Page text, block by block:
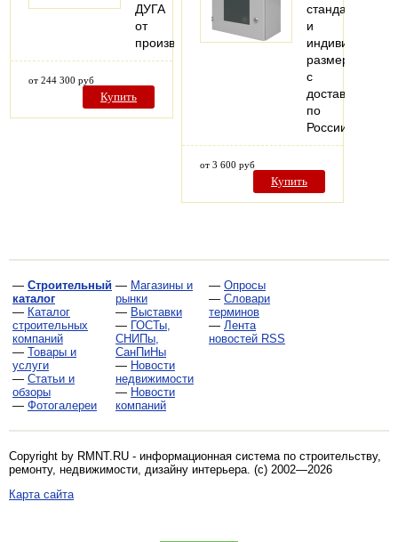
ДУГА
от
производителя
от 244 300 руб
Купить
стандартным
и
размерам
с
доставкой
по
России
от 3 600 руб
Купить
— Строительный
каталог
— Каталог
строительных
компаний
— Товары и
услуги
— Статьи и
обзоры
— Фотогалереи
— Магазины и
рынки
— Выставки
— ГОСТы,
СНИПы,
СанПиНы
— Новости
недвижимости
— Новости
компаний
— Опросы
— Словари
терминов
— Лента
новостей RSS
Copyright by RMNT.RU - информационная система по строительству,
ремонту, недвижимости, дизайну интерьера. (c) 2002—2026
Карта сайта